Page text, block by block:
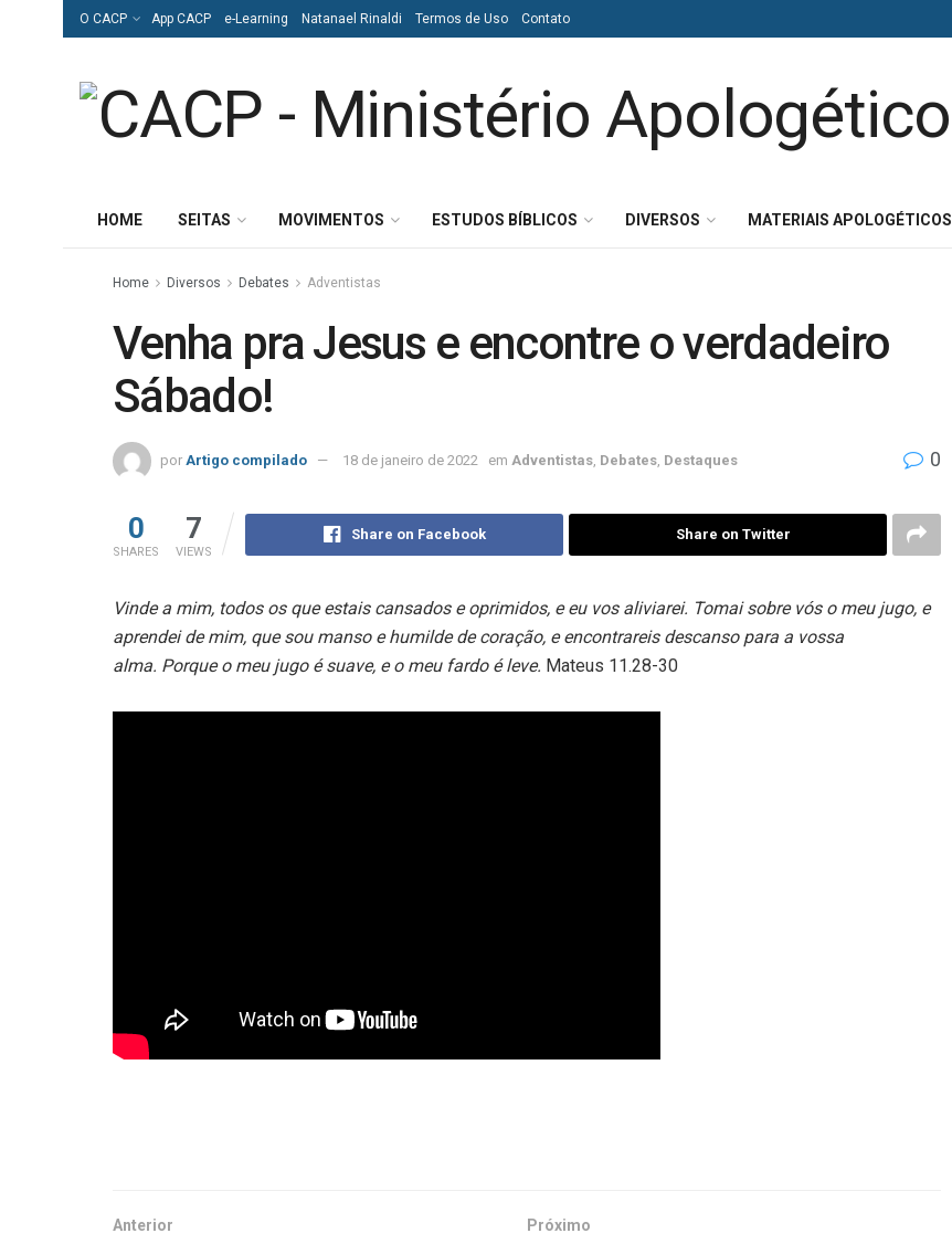
O CACP App CACP e-Learning Natanael Rinaldi Termos de Uso Contato
HOME SEITAS MOVIMENTOS ESTUDOS BÍBLICOS DIVERSOS MATERIAIS APOLOGÉTICOS
Home Diversos Debates Adventistas
Venha pra Jesus e encontre o verdadeiro
Sábado!
por Artigo compilado 18 de janeiro de 2022 em Adventistas Debates Destaques 0
0
SHARES
7
VIEWS
Share on Facebook Share on Twitter
Vinde a mim, todos os que estais cansados e oprimidos, e eu vos aliviarei. Tomai sobre vós o meu jugo, e
aprendei de mim, que sou manso e humilde de coração, e encontrareis descanso para a vossa
alma. Porque o meu jugo é suave, e o meu fardo é leve. Mateus 11.28-30
Anterior Próximo